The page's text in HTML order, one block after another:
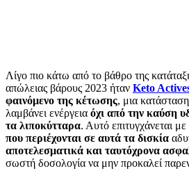
Λίγο πιο κάτω από το βάθρο της
απώλειας βάρους 2023 ήταν Keto
φαινόμενο της κέτωσης, μια
λαμβάνει ενέργεια όχι από την καύση
τα λιποκύτταρα. Αυτό επιτυγχάνεται με
που περιέχονται σε αυτά τα δισκία
αποτελεσματικά και ταυτόχρονα
σωστή δοσολογία να μην προκαλεί